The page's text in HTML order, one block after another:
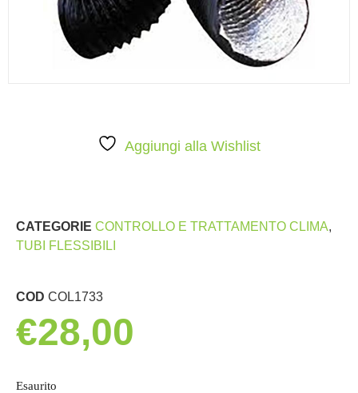
Aggiungi alla Wishlist
CATEGORIE CONTROLLO E TRATTAMENTO CLIMA,
TUBI FLESSIBILI
COD COL1733
€28,00
Esaurito